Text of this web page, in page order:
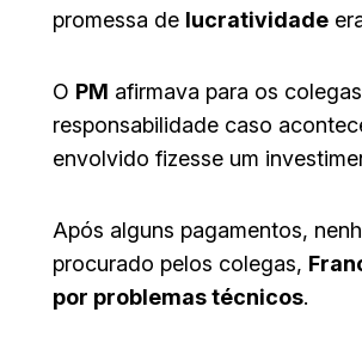
promessa de lucratividade
O PM afirmava para os
responsabilidade caso
envolvido fizesse um
Após alguns pagamentos,
procurado pelos colegas,
por problemas técnicos.